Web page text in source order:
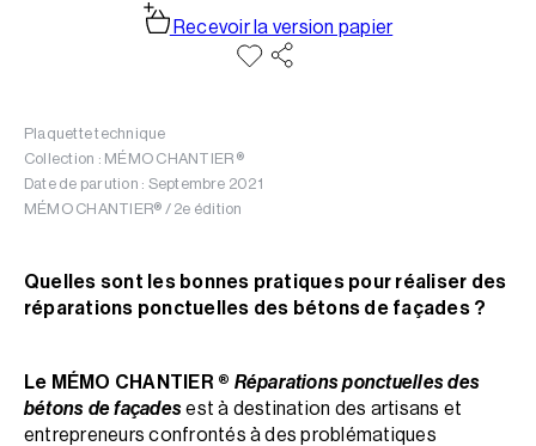
Recevoir la version papier
Plaquette technique
Collection : MÉMO CHANTIER ®
Date de parution : Septembre 2021
MÉMO CHANTIER® / 2e édition
Quelles sont les bonnes pratiques pour réaliser des
réparations ponctuelles des bétons de façades ?
Le MÉMO CHANTIER ® Réparations ponctuelles des
bétons de façadesest à destination des artisans et
entrepreneurs confrontés à des problématiques